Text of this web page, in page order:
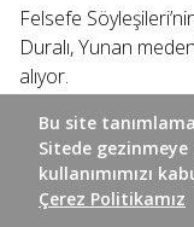
Felsefe
Duralı, Yunan
alıyor.
Bu site
Sitede gezinmeye
kullanımımızı
Çerez Politikamız